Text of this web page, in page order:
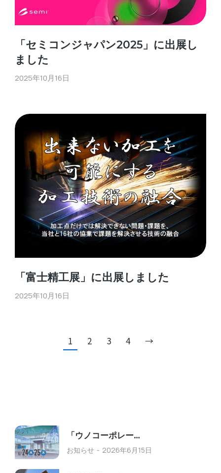
「セミコンジャパン2025」に出展し
ました
2025年10月16日
「富士精工展」に出展しました
2025年10月16日
1 2 3 4 →
「ウノコーポレー…
お知らせ 2026年6月15日